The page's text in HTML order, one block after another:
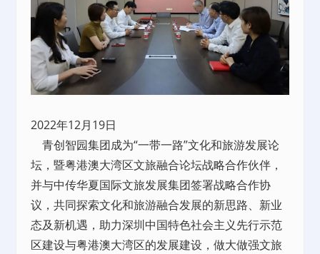
2022年12月19日
青创智园集团成为“一带一路”文化和旅游发展论
坛，暨粤港澳大湾区文旅融合论坛战略合作伙伴，
并与中传华夏国际文旅发展集团签署战略合作协
议，共同探索文化和旅游融合发展的新思路、新业
态及新机遇，助力深圳中国特色社会主义先行示范
区建设与粤港澳大湾区的发展建设，做大做强文旅